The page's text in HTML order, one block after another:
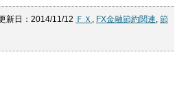
新日：2014/11/12 ＦＸ , FX金融節約関連, 節